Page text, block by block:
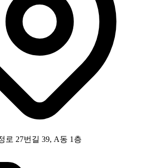
로 27번길 39, A동 1층